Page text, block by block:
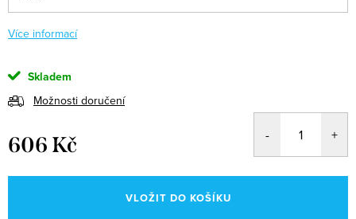
Více informací
Skladem
Možnosti doručení
606 Kč
cena:
VLOŽIT DO KOŠÍKU